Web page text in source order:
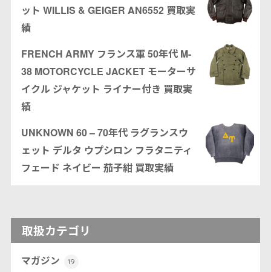
ット WILLIS & GEIGER AN6552 買取実
績
FRENCH ARMY フランス軍 50年代 M-
38 MOTORCYCLE JACKET モーターサ
イクル ジャケット ライナー付き 買取実
績
UNKNOWN 60 – 70年代 ラグランスウ
ェット デルタ ウプシロン フラタニティ
フェード ネイビー 茄子紺 買取実績
取扱カテゴリ
マガジン 19